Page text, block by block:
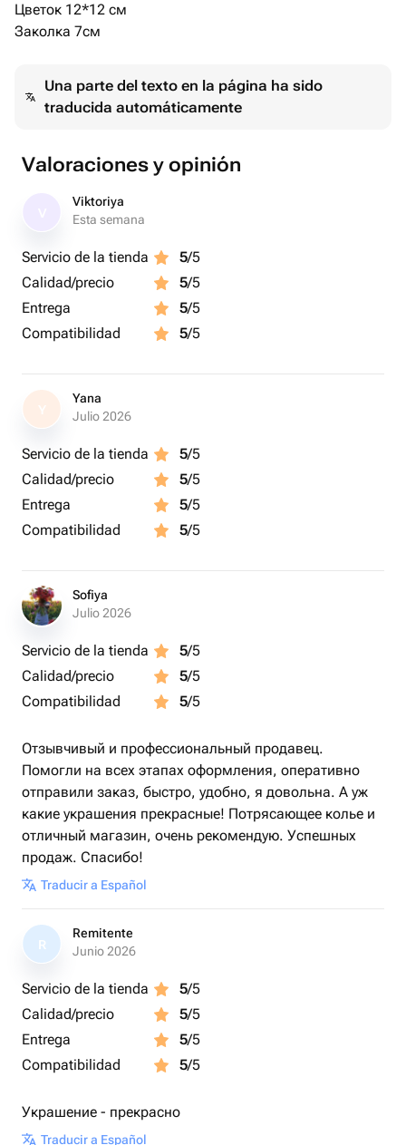
Цветок 12*12 см
Заколка 7см
Una parte del texto en la página ha sido
traducida automáticamente
Valoraciones y opinión
Viktoriya
Esta semana
Servicio de la tienda 5/5
Calidad/precio
5/5
Entrega
5/5
Compatibilidad
5/5
Y
Yana
Julio 2026
Servicio de la tienda 5/5
Calidad/precio
5/5
Entrega
5/5
Compatibilidad
5/5
Sofiya
Julio 2026
Servicio de la tienda 5/5
Calidad/precio
5/5
Compatibilidad
5/5
Отзывчивый и профессиональный продавец.
Помогли на всех этапах оформления, оперативно
отправили заказ, быстро, удобно, я довольна. А уж
какие украшения прекрасные! Потрясающее колье и
отличный магазин, очень рекомендую. Успешных
продаж. Спасибо!
Traducir a Español
R
Remitente
Junio 2026
Servicio de la tienda 5/5
Calidad/precio
5/5
Entrega
5/5
Compatibilidad
5/5
Украшение - прекрасно
Traducir a Español